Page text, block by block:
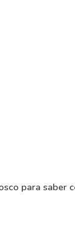
para saber